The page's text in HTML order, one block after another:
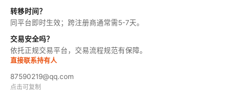
转移时间？
同平台即时生效；跨注册商通常需5-7天。
交易安全吗？
依托正规交易平台，交易流程规范有保障。
直接联系持有人
87590219@qq.com
点击可复制